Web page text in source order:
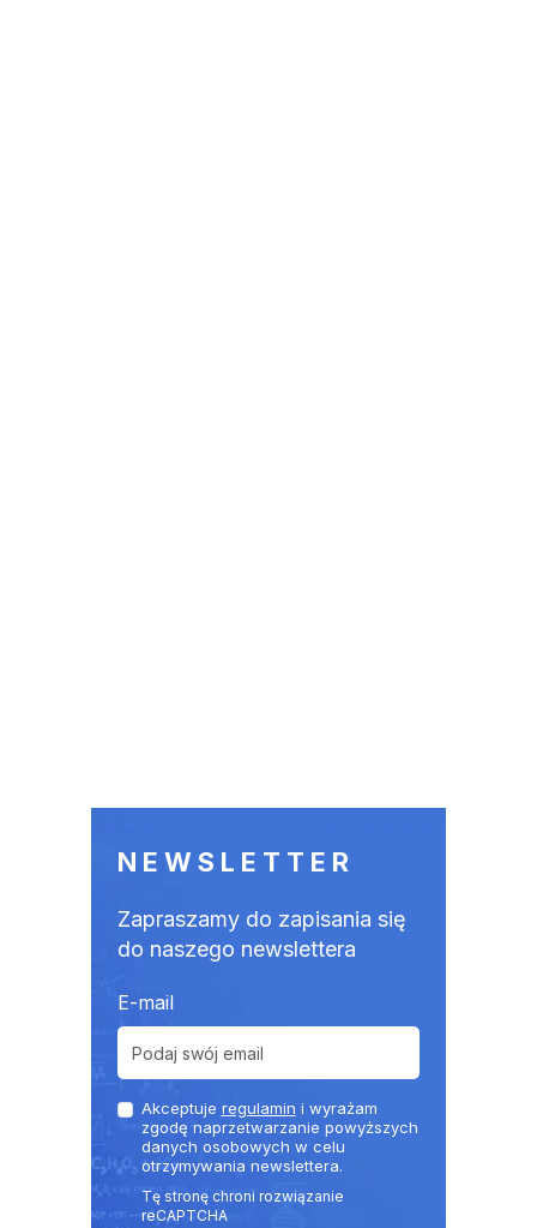
NEWSLETTER
Zapraszamy do zapisania się
do naszego newslettera
E-mail
Akceptuje regulamin i wyrażam
zgodę naprzetwarzanie powyższych
danych osobowych w celu
otrzymywania newslettera.